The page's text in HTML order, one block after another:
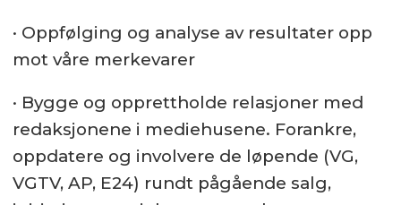
· Oppfølging og analyse av resultater opp
mot våre merkevarer
· Bygge og opprettholde relasjoner med
redaksjonene i mediehusene. Forankre,
oppdatere og involvere de løpende (VG,
VGTV, AP, E24) rundt pågående salg,